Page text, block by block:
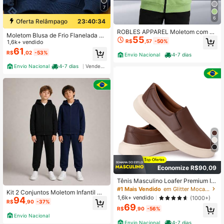
7
Oferta Relâmpago
23:40:33
Moletom Blusa de Frio Flanelada C
om Capuz Moletom Infantil Cangur
u Menino Menina Original Premium
Dia a dia
1,6k+ vendido
R$61 ,02 -53%
Envio Nacional 4-7 dias Vendedor Indicado
Kit 2 Conjuntos Moletom Infantil Me
nino Peluciado com Capuz e Zíper
Roupa Infantil Masculina Inverno Q
uentinho Confortável Blusa de Frio
com Capuz Calça com Punho Conj
R$94 ,90 -37%
Envio Nacional
6
ROBLES APPAREL Moletom com Zí
per Infantil Juvenil Unissex Casaco
Quentinho para Inverno
R$55 ,57 -50%
Envio Nacional 4-7 dias
Economize R$90,09
Tênis Masculino Loafer Premium Iat
e Sintético Confortavél e Macio
#1 Mais Vendido
em Glitter Mocassins Masculinos
1,6k+ vendido
(1000+)
R$69 ,90 -56%
Envio Nacional 4-7 dias